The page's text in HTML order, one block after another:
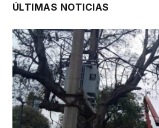
ÚLTIMAS NOTICIAS